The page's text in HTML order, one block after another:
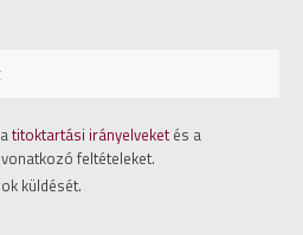
titoktartási irányelveketés a
feltételeket.
küldését.